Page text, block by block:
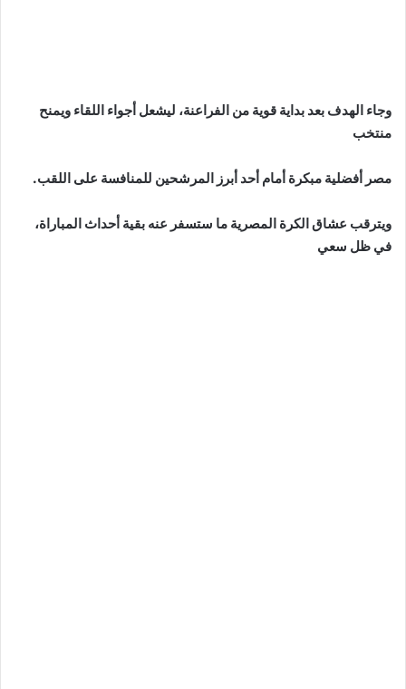
وجاء الهدف بعد بداية قوية من الفراعنة، ليشعل أجواء اللقاء ويمنح
منتخب
مصر أفضلية مبكرة أمام أحد أبرز المرشحين للمنافسة على اللقب.
ويترقب عشاق الكرة المصرية ما ستسفر عنه بقية أحداث المباراة،
في ظل سعي